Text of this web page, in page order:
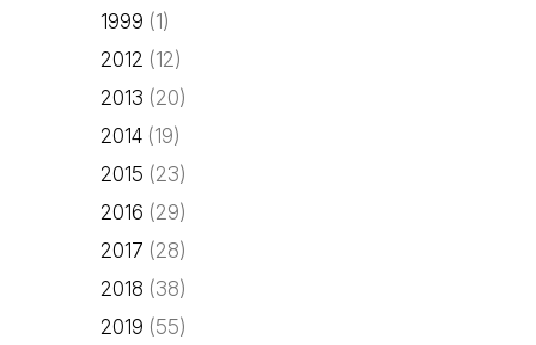
1999 (1)
2012 (12)
2013 (20)
2014 (19)
2015 (23)
2016 (29)
2017 (28)
2018 (38)
2019 (55)